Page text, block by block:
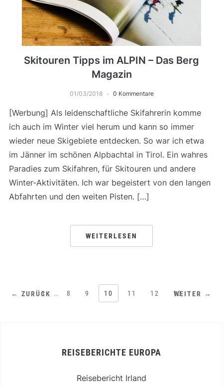
Skitouren Tipps im ALPIN – Das Berg
Magazin
01/03/2018 0 Kommentare
[Werbung] Als leidenschaftliche Skifahrerin komme
ich auch im Winter viel herum und kann so immer
wieder neue Skigebiete entdecken. So war ich etwa
im Jänner im schönen Alpbachtal in Tirol. Ein wahres
Paradies zum Skifahren, für Skitouren und andere
Winter-Aktivitäten. Ich war begeistert von den langen
Abfahrten und den weiten Pisten. […]
WEITERLESEN
← ZURÜCK
1 … 8 9 10 11 12 13
WEITER →
REISEBERICHTE EUROPA
Reisebericht Irland